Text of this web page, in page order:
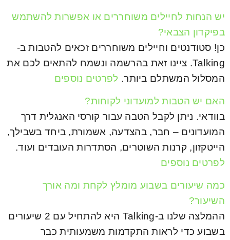
יש הנחות לחיילים משוחררים או אפשרות להשתמש
בפיקדון הצבאי?
כן! סטודנטים וחיילים משוחררים זכאים להטבות ב-
Talking. ציינו זאת בהרשמה ונשמח להתאים לכם את
המסלול המשתלם ביותר. לפרטים נוספים
האם יש הטבות למועדוני לקוחות?
בוודאי. ניתן לקבל הטבה עבור קורסי האנגלית דרך
המועדונים – חבר, בהצדעה, אשמורת, ביחד בשבילך,
הייטקזון, קרנות השוטרים, הסתדרות העובדים ועוד.
לפרטים נוספים
כמה שיעורים בשבוע מומלץ לקחת ומה אורך
השיעור?
ההמלצה שלנו ב-Talking היא להתחיל עם 2 שיעורים
בשבוע כדי לראות התקדמות משמעותית כבר